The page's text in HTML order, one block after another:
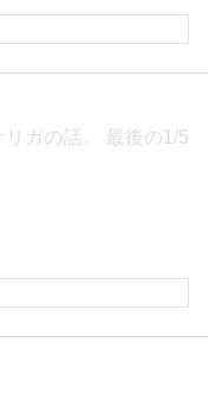
ガの話。 最後の1/5